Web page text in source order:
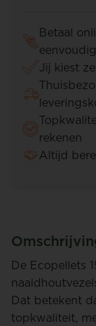
Betaal
Jij kiest
rekenen
Altijd
De Ecopellets
Dat betekent
topkwaliteit,